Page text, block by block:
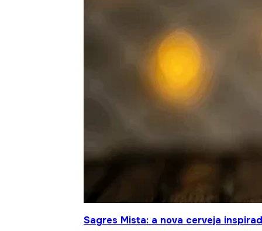
Sagres Mista: a nova cerveja